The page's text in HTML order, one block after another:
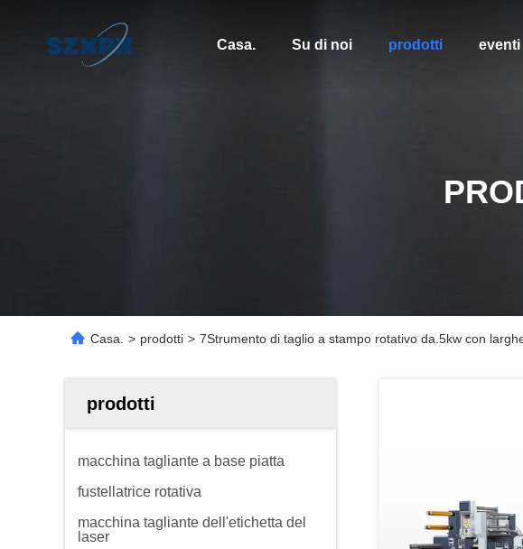
Casa. Su di noi prodotti eventi
Casa. > prodotti > 7Strumento di taglio a stampo rotativo da.5kw con
prodotti
macchina tagliante a base piatta
fustellatrice rotativa
macchina tagliante dell'etichetta del
laser